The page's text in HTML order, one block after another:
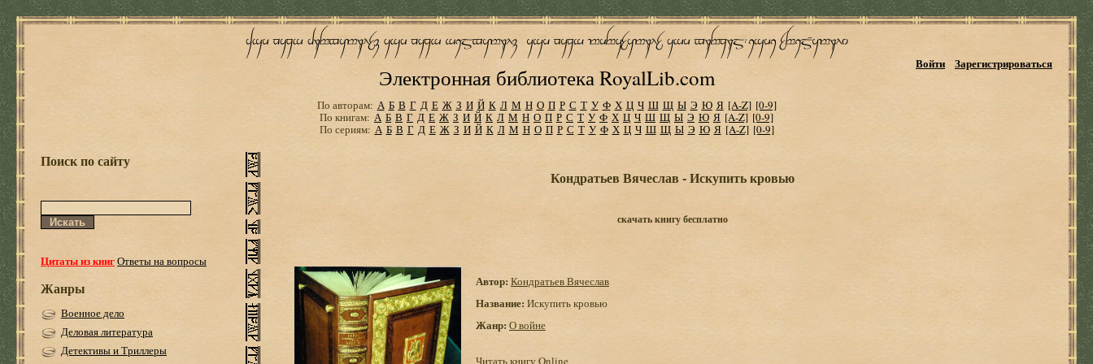
Электронная библиотека RoyalLib.com
Войти Зарегистрироваться
По авторам: А Б В Г Д Е Ж З И Й К Л М Н О П Р С Т У Ф Х Ц Ч Ш Щ Ы Э Ю Я [A-Z] [0-9]
По книгам: А Б В Г Д Е Ж З И Й К Л М Н О П Р С Т У Ф Х Ц Ч Ш Щ Ы Э Ю Я [A-Z] [0-9]
По сериям: А Б В Г Д Е Ж З И Й К Л М Н О П Р С Т У Ф Х Ц Ч Ш Щ Ы Э Ю Я [A-Z] [0-9]
Поиск по сайту
Цитаты из книгОтветы на вопросы
Жанры
Военное дело
Деловая литература
Детективы и Триллеры
Кондратьев Вячеслав - Искупить кровью
скачать книгу бесплатно
Автор: Кондратьев Вячеслав
Название: Искупить кровью
Жанр: О войне
Читать книгу Online